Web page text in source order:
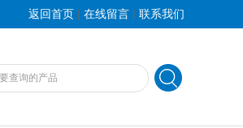
返回首页 | 在线留言 | 联系我们